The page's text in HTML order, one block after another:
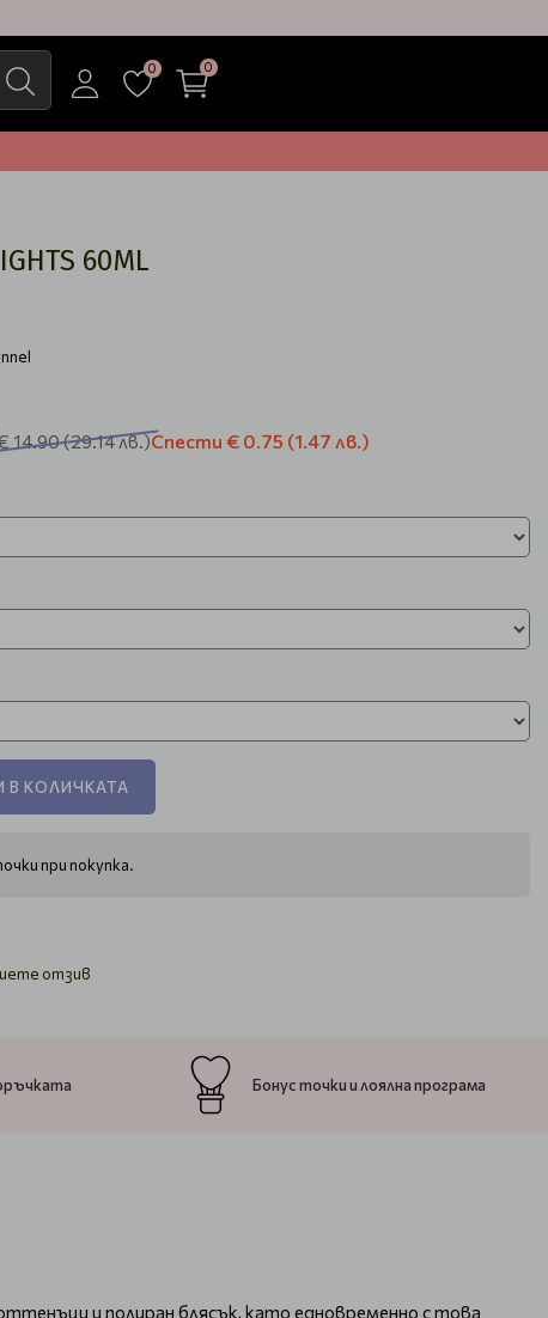
0 0
60ML
14.90(29.14 лв.)Спести € 0.75 (1.47 лв.)
В КОЛИЧКАТА
при покупка.
отзив
Бонус точки и лоялна програма
и полиран блясък, като едновременно с това